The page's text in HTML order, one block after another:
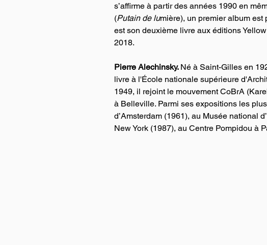
s’affirme à partir des années 1990 en
(Putain de lumière), un premier album est
est son deuxième livre aux éditions
2018.
Pierre Alechinsky. Né à Saint-Gilles en
livre à l'École nationale supérieure
1949, il rejoint le mouvement CoBrA
à Belleville. Parmi ses expositions les
d’Amsterdam (1961), au Musée national
New York (1987), au Centre Pompidou à